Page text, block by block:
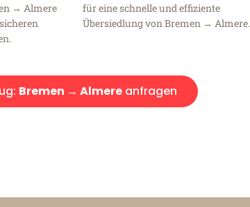
→ Almere
für eine schnelle und effiziente
Übersiedlung von Bremen → Almere.
Bremen → Almere anfragen